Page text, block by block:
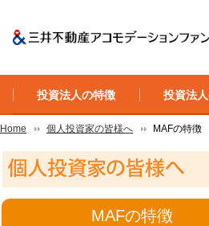
投資法人の特徴 投資法
Home 個人投資家の皆様へ MAFの特徴
MAFの特徴